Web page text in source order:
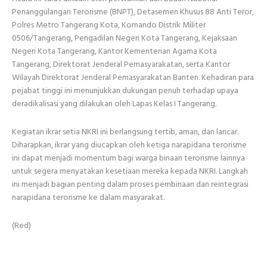
Penanggulangan Terorisme (BNPT), Detasemen Khusus 88 Anti Teror,
Polres Metro Tangerang Kota, Komando Distrik Militer
0506/Tangerang, Pengadilan Negeri Kota Tangerang, Kejaksaan
Negeri Kota Tangerang, Kantor Kementerian Agama Kota
Tangerang, Direktorat Jenderal Pemasyarakatan, serta Kantor
Wilayah Direktorat Jenderal Pemasyarakatan Banten. Kehadiran para
pejabat tinggi ini menunjukkan dukungan penuh terhadap upaya
deradikalisasi yang dilakukan oleh Lapas Kelas I Tangerang.
Kegiatan ikrar setia NKRI ini berlangsung tertib, aman, dan lancar.
Diharapkan, ikrar yang diucapkan oleh ketiga narapidana terorisme
ini dapat menjadi momentum bagi warga binaan terorisme lainnya
untuk segera menyatakan kesetiaan mereka kepada NKRI. Langkah
ini menjadi bagian penting dalam proses pembinaan dan reintegrasi
narapidana terorisme ke dalam masyarakat.
(Red)